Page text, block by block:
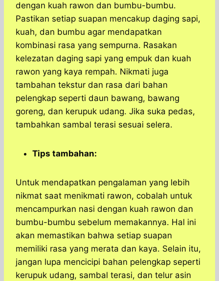
dengan kuah rawon dan bumbu-bumbu.
Pastikan setiap suapan mencakup daging sapi,
kuah, dan bumbu agar mendapatkan
kombinasi rasa yang sempurna. Rasakan
kelezatan daging sapi yang empuk dan kuah
rawon yang kaya rempah. Nikmati juga
tambahan tekstur dan rasa dari bahan
pelengkap seperti daun bawang, bawang
goreng, dan kerupuk udang. Jika suka pedas,
tambahkan sambal terasi sesuai selera.
Tips tambahan:
Untuk mendapatkan pengalaman yang lebih
nikmat saat menikmati rawon, cobalah untuk
mencampurkan nasi dengan kuah rawon dan
bumbu-bumbu sebelum memakannya. Hal ini
akan memastikan bahwa setiap suapan
memiliki rasa yang merata dan kaya. Selain itu,
jangan lupa mencicipi bahan pelengkap seperti
kerupuk udang, sambal terasi, dan telur asin